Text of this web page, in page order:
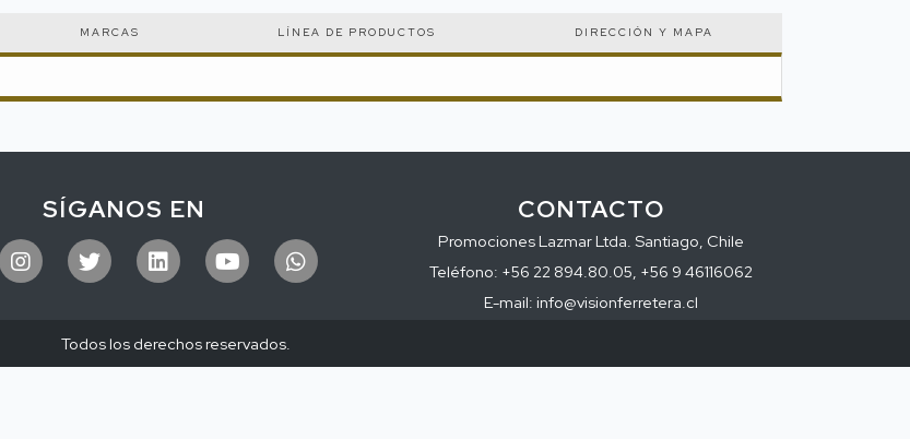
MARCAS LÍNEA DE PRODUCTOS DIRECCIÓN Y MAPA
SÍGANOS EN CONTACTO
Promociones Lazmar Ltda. Santiago, Chile
Teléfono: +56 22 894.80.05, +56 9 46116062
E-mail: info@visionferretera.cl
Todos los derechos reservados.